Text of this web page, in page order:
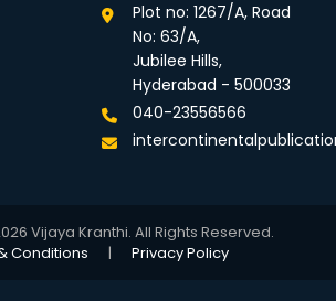
Plot no: 1267/A, Road
No: 63/A,
Jubilee Hills,
Hyderabad - 500033
040-23556566
Vijaya Kranthi. All Rights Reserved.
Conditions
| Privacy Policy